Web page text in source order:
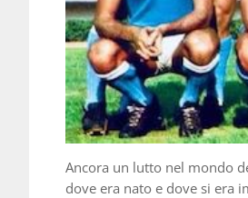
Ancora un lutto nel mondo
dove era nato e dove si era